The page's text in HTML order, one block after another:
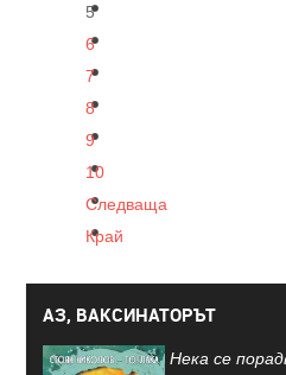
5
6
7
8
9
10
Следваща
Край
АЗ, ВАКСИНАТОРЪТ
Нека се